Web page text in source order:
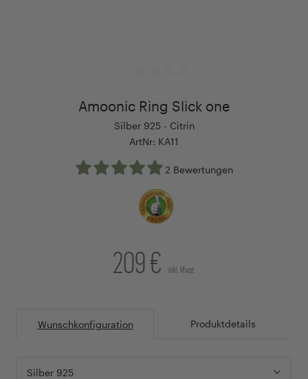
Amoonic Ring Slick one
Silber 925 - Citrin
ArtNr: KA11
2 Bewertungen
209 € inkl. Mwst.
Wunschkonfiguration Produktdetails
Silber 925